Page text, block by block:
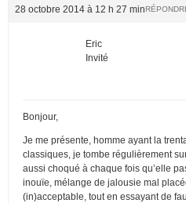
28 octobre 2014 à 12 h 27 min
Eric
Invité
Bonjour,
Je me présente, homme ayant la
classiques, je tombe régulièrement
aussi choqué à chaque fois qu’elle
inouïe, mélange de jalousie mal
(in)acceptable, tout en essayant de